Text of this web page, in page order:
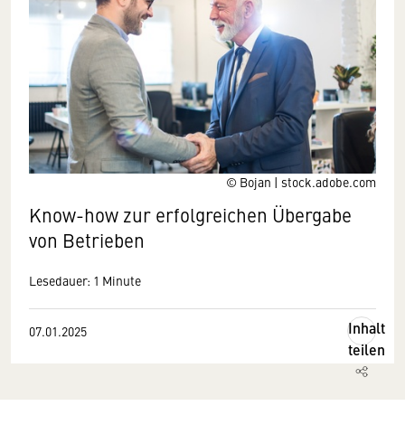
© Bojan | stock.adobe.com
Know-how zur erfolgreichen Übergabe
von Betrieben
Lesedauer: 1 Minute
07.01.2025
Inhalt
teilen